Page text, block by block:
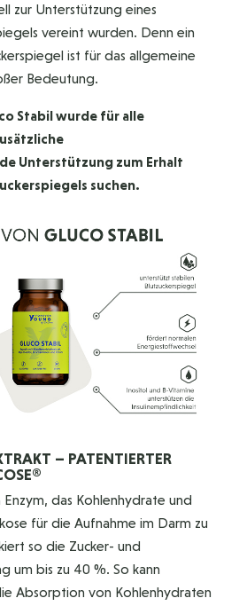
zur Unterstützung eines
vereint wurden. Denn ein
ist für das allgemeine
Bedeutung.
Stabil wurde für alle
Unterstützung zum Erhalt
suchen.
– PATENTIERTER
das Kohlenhydrate und
für die Aufnahme im Darm zu
so die Zucker- und
um bis zu 40 %. So kann
Absorption von Kohlenhydraten